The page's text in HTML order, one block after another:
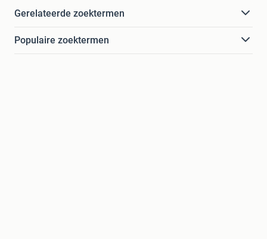
Gerelateerde zoektermen
Populaire zoektermen